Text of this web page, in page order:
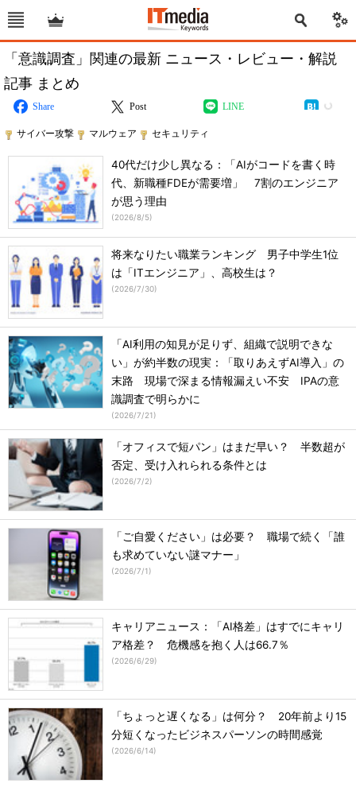
「意識調査」関連の最新 ニュース・レビュー・解説
記事 まとめ
Share Post LINE
サイバー攻撃 マルウェア セキュリティ
40代だけ少し異なる：「AIがコードを書く時
代、新職種FDEが需要増」 7割のエンジニア
が思う理由
(2026/8/5)
将来なりたい職業ランキング 男子中学生1位
は「ITエンジニア」、高校生は？
(2026/7/30)
「AI利用の知見が足りず、組織で説明できな
い」が約半数の現実：「取りあえずAI導入」の
末路 現場で深まる情報漏えい不安 IPAの意
識調査で明らかに
(2026/7/21)
「オフィスで短パン」はまだ早い？ 半数超が
否定、受け入れられる条件とは
(2026/7/2)
「ご自愛ください」は必要？ 職場で続く「誰
も求めていない謎マナー」
(2026/7/1)
キャリアニュース：「AI格差」はすでにキャリ
ア格差？ 危機感を抱く人は66.7％
(2026/6/29)
「ちょっと遅くなる」は何分？ 20年前より15
分短くなったビジネスパーソンの時間感覚
(2026/6/14)